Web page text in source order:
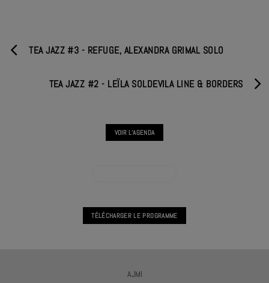
TEA JAZZ #3 - REFUGE, ALEXANDRA GRIMAL SOLO
TEA JAZZ #2 - LEÏLA SOLDEVILA LINE & BORDERS
VOIR L'AGENDA
TÉLÉCHARGER LE PROGRAMME
AJMI